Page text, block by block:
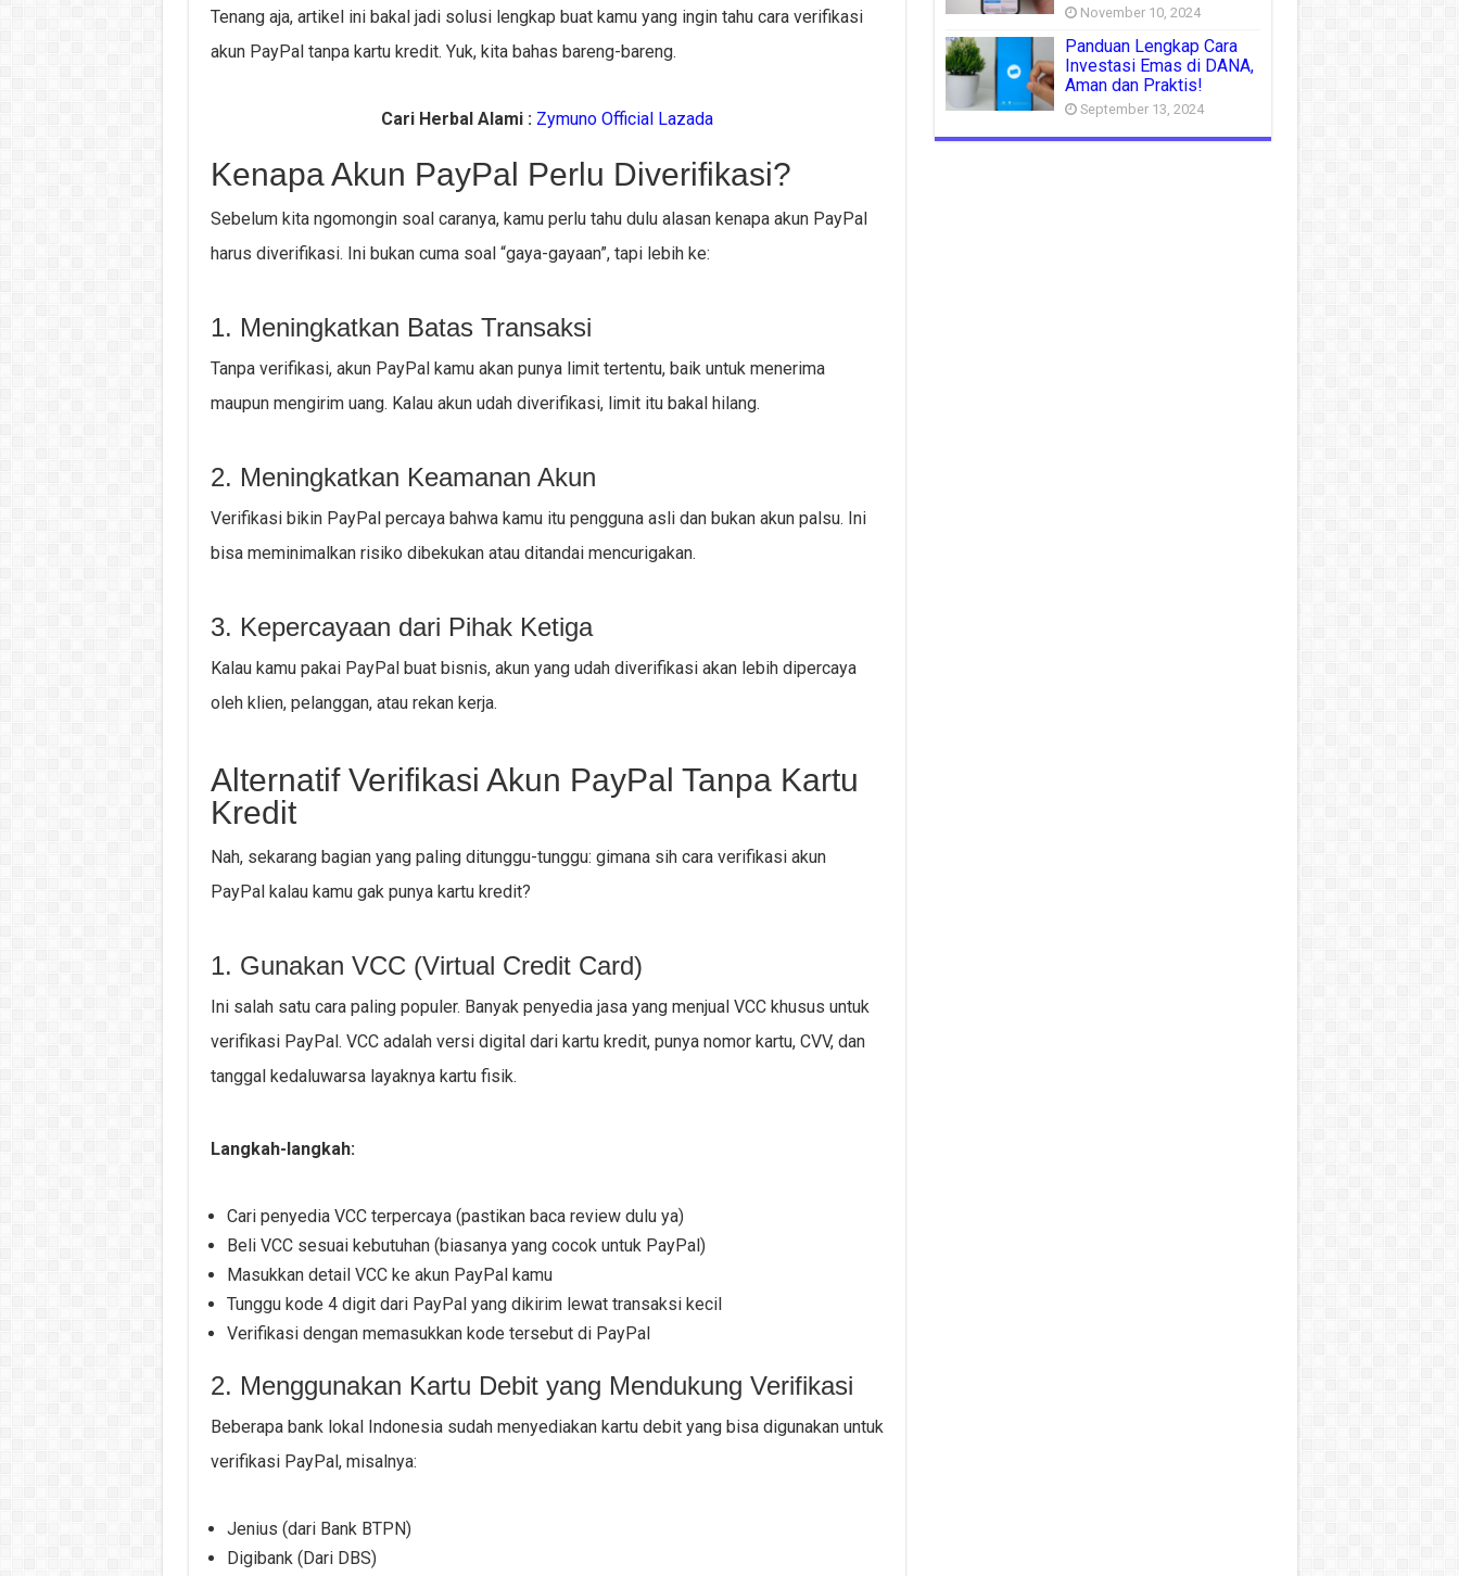
Tenang aja, artikel ini bakal jadi solusi lengkap buat kamu yang ingin tahu cara verifikasi
akun PayPal tanpa kartu kredit. Yuk, kita bahas bareng-bareng.
Cari Herbal Alami : Zymuno Official Lazada
Kenapa Akun PayPal Perlu Diverifikasi?
Sebelum kita ngomongin soal caranya, kamu perlu tahu dulu alasan kenapa akun PayPal
harus diverifikasi. Ini bukan cuma soal “gaya-gayaan”, tapi lebih ke:
1. Meningkatkan Batas Transaksi
Tanpa verifikasi, akun PayPal kamu akan punya limit tertentu, baik untuk menerima
maupun mengirim uang. Kalau akun udah diverifikasi, limit itu bakal hilang.
2. Meningkatkan Keamanan Akun
Verifikasi bikin PayPal percaya bahwa kamu itu pengguna asli dan bukan akun palsu. Ini
bisa meminimalkan risiko dibekukan atau ditandai mencurigakan.
3. Kepercayaan dari Pihak Ketiga
Kalau kamu pakai PayPal buat bisnis, akun yang udah diverifikasi akan lebih dipercaya
oleh klien, pelanggan, atau rekan kerja.
Alternatif Verifikasi Akun PayPal Tanpa Kartu
Kredit
Nah, sekarang bagian yang paling ditunggu-tunggu: gimana sih cara verifikasi akun
PayPal kalau kamu gak punya kartu kredit?
1. Gunakan VCC (Virtual Credit Card)
Ini salah satu cara paling populer. Banyak penyedia jasa yang menjual VCC khusus untuk
verifikasi PayPal. VCC adalah versi digital dari kartu kredit, punya nomor kartu, CVV, dan
tanggal kedaluwarsa layaknya kartu fisik.
Langkah-langkah:
Cari penyedia VCC terpercaya (pastikan baca review dulu ya)
Beli VCC sesuai kebutuhan (biasanya yang cocok untuk PayPal)
Masukkan detail VCC ke akun PayPal kamu
Tunggu kode 4 digit dari PayPal yang dikirim lewat transaksi kecil
Verifikasi dengan memasukkan kode tersebut di PayPal
2. Menggunakan Kartu Debit yang Mendukung Verifikasi
Beberapa bank lokal Indonesia sudah menyediakan kartu debit yang bisa digunakan untuk
verifikasi PayPal, misalnya:
Jenius (dari Bank BTPN)
Digibank (Dari DBS)
November 10, 2024
Panduan Lengkap Cara
Investasi Emas di DANA,
Aman dan Praktis!
September 13, 2024